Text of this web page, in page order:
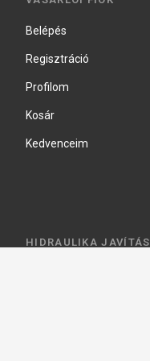
Belépés
Regisztráció
Profilom
Kosár
Kedvenceim
HIDRAULIKA JAVÍTÁS